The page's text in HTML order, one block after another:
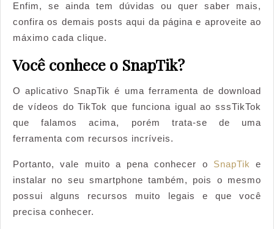
Enfim, se ainda tem dúvidas ou quer saber mais,
confira os demais posts aqui da página e aproveite ao
máximo cada clique.
Você conhece o SnapTik?
O aplicativo SnapTik é uma ferramenta de download
de vídeos do TikTok que funciona igual ao sssTikTok
que falamos acima, porém trata-se de uma
ferramenta com recursos incríveis.
Portanto, vale muito a pena conhecer o SnapTik
e
instalar no seu smartphone também, pois o mesmo
possui alguns recursos muito legais e que você
precisa conhecer.